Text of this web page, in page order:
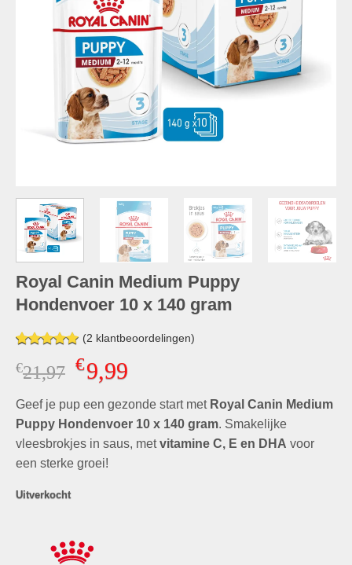
Royal Canin Medium Puppy
Hondenvoer 10 x 140 gram
Gewaardeerd
5.00op 5
gebaseerd
waarderingen
(2 klantbeoordelingen)
€21,97 Oorspronkelijke
prijs
was:
€21,97.
€9,99Huidige
is:
€9,99.
Geef je pup een gezonde start met Royal Canin Medium
Puppy Hondenvoer 10 x 140 gram. Smakelijke
vleesbrokjes in saus, metvitamine C, E en DHA voor
een sterke groei!
Uitverkocht